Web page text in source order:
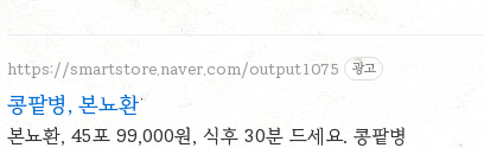
https://smartstore.naver.com/output1075 광고
콩팥병, 본뇨환
본뇨환, 45포 99,000원, 식후 30분 드세요. 콩팥병